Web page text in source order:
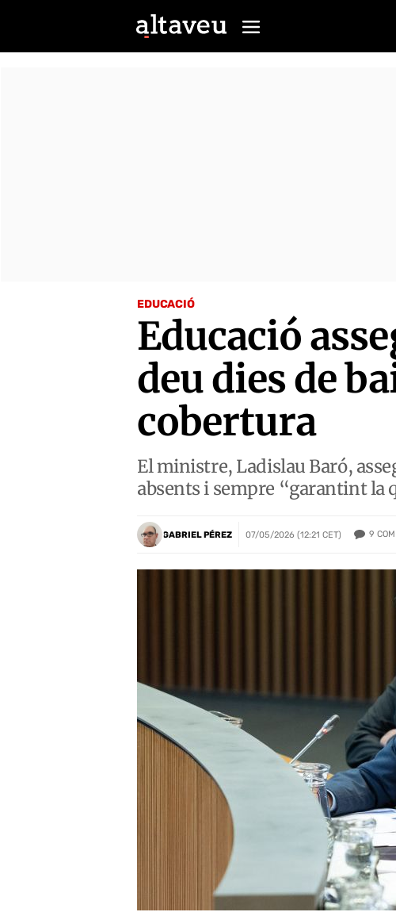
EDUCACIÓ
Educació
deu dies de
cobertura
El ministre, Ladislau Baró,
absents i sempre “garantint la
GABRIEL PÉREZ 07/05/2026 (12:21 CET) 9